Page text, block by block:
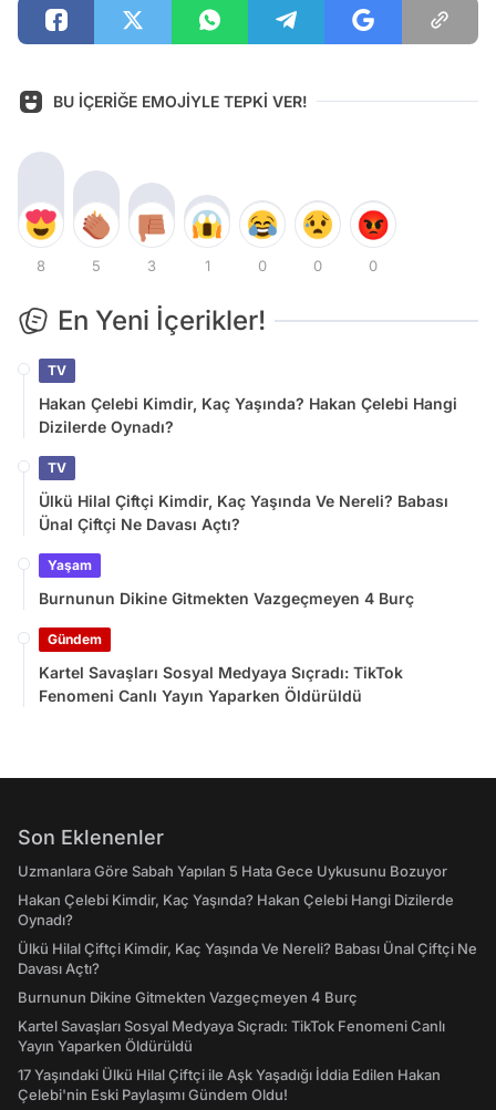
BU İÇERİĞE EMOJİYLE TEPKİ VER!
8 5 3 1 0 0 0
En Yeni İçerikler!
TV
Hakan Çelebi Kimdir, Kaç Yaşında? Hakan Çelebi Hangi
Dizilerde Oynadı?
TV
Ülkü Hilal Çiftçi Kimdir, Kaç Yaşında Ve Nereli? Babası
Ünal Çiftçi Ne Davası Açtı?
Yaşam
Burnunun Dikine Gitmekten Vazgeçmeyen 4 Burç
Gündem
Kartel Savaşları Sosyal Medyaya Sıçradı: TikTok
Fenomeni Canlı Yayın Yaparken Öldürüldü
Son Eklenenler
Uzmanlara Göre Sabah Yapılan 5 Hata Gece Uykusunu Bozuyor
Hakan Çelebi Kimdir, Kaç Yaşında? Hakan Çelebi Hangi Dizilerde
Oynadı?
Ülkü Hilal Çiftçi Kimdir, Kaç Yaşında Ve Nereli? Babası Ünal Çiftçi Ne
Davası Açtı?
Burnunun Dikine Gitmekten Vazgeçmeyen 4 Burç
Kartel Savaşları Sosyal Medyaya Sıçradı: TikTok Fenomeni Canlı
Yayın Yaparken Öldürüldü
17 Yaşındaki Ülkü Hilal Çiftçi ile Aşk Yaşadığı İddia Edilen Hakan
Çelebi'nin Eski Paylaşımı Gündem Oldu!